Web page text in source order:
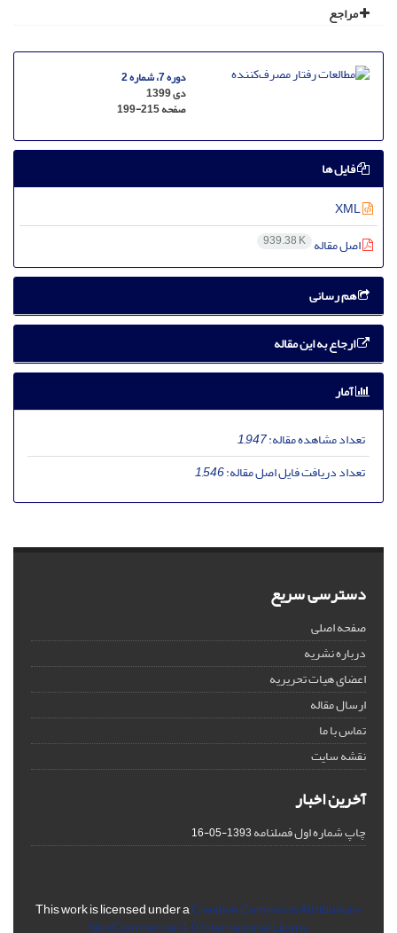
مراجع
دوره 7، شماره 2
دی 1399
صفحه199-215
فایل ها
اصل مقاله 939.38 K
هم رسانی
ارجاع به این مقاله
آمار
تعداد مشاهده مقاله:1,947
تعداد دریافت فایل اصل مقاله:1,546
دسترسی سریع
صفحه اصلی
درباره نشریه
اعضای هیات تحریریه
ارسال مقاله
تماس با ما
نقشه سایت
آخرین اخبار
چاپ شماره اول فصلنامه1393-05-16
This work is licensed under aCreative Commons Attribution-
NonCommercial 4.0 International Licens